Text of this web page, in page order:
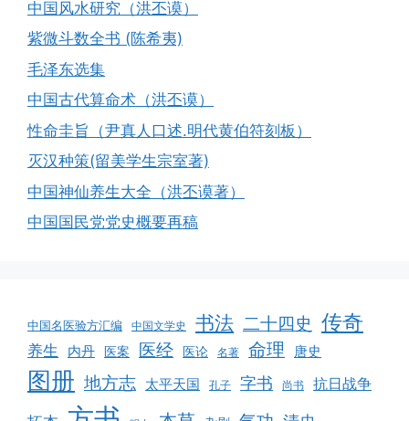
中国风水研究（洪丕谟）
紫微斗数全书 (陈希夷)
毛泽东选集
中国古代算命术（洪丕谟）
性命圭旨（尹真人口述.明代黄伯符刻板）
灭汉种策(留美学生宗室著)
中国神仙养生大全（洪丕谟著）
中国国民党党史概要再稿
中国名医验方汇编 中国文学史 书法 二十四史 传奇
养生 内丹 医案 医经 医论 名著 命理 唐史
图册 地方志 太平天国 孔子 字书 尚书 抗日战争